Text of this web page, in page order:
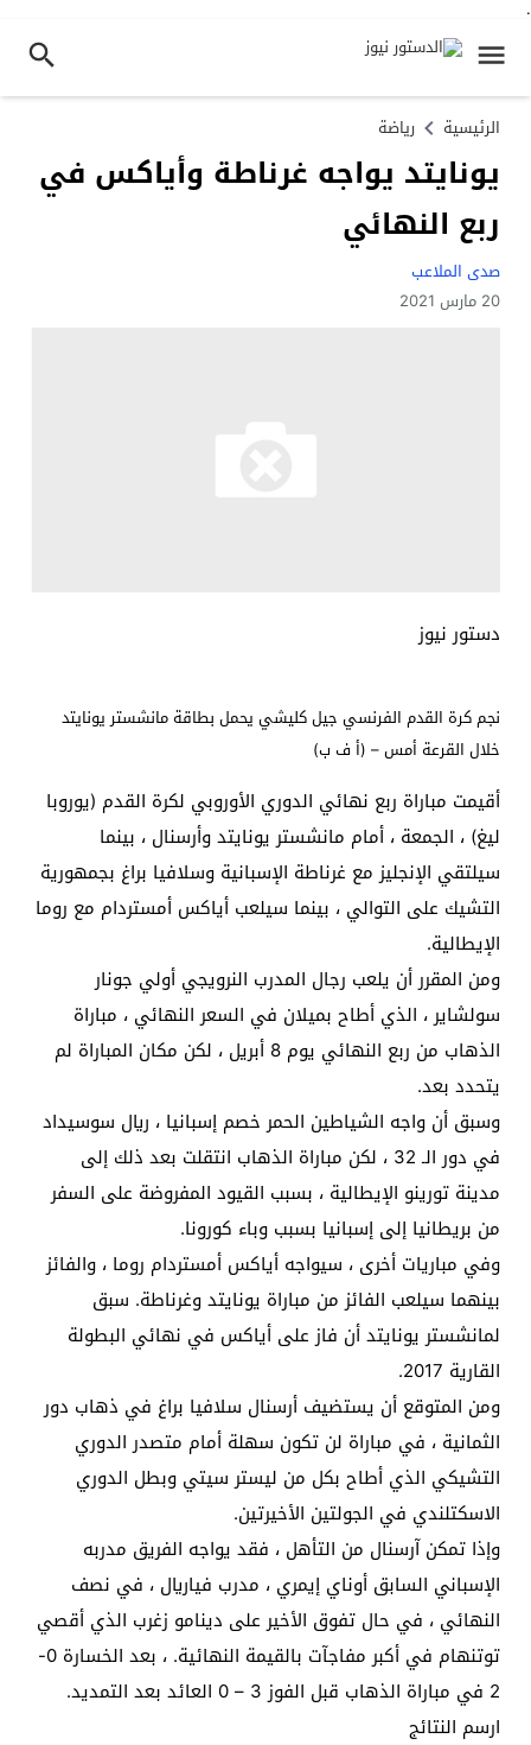
.
الرئيسية رياضة
يونايتد يواجه غرناطة وأياكس في
ربع النهائي
صدى الملاعب
20 مارس 2021
دستور نيوز
نجم كرة القدم الفرنسي جيل كليشي يحمل بطاقة مانشستر يونايتد
خلال القرعة أمس – (أ ف ب)
أقيمت مباراة ربع نهائي الدوري الأوروبي لكرة القدم (يوروبا
ليغ) ، الجمعة ، أمام مانشستر يونايتد وأرسنال ، بينما
سيلتقي الإنجليز مع غرناطة الإسبانية وسلافيا براغ بجمهورية
التشيك على التوالي ، بينما سيلعب أياكس أمستردام مع روما
الإيطالية.
ومن المقرر أن يلعب رجال المدرب النرويجي أولي جونار
سولشاير ، الذي أطاح بميلان في السعر النهائي ، مباراة
الذهاب من ربع النهائي يوم 8 أبريل ، لكن مكان المباراة لم
يتحدد بعد.
وسبق أن واجه الشياطين الحمر خصم إسبانيا ، ريال سوسيداد
في دور الـ 32 ، لكن مباراة الذهاب انتقلت بعد ذلك إلى
مدينة تورينو الإيطالية ، بسبب القيود المفروضة على السفر
من بريطانيا إلى إسبانيا بسبب وباء كورونا.
وفي مباريات أخرى ، سيواجه أياكس أمستردام روما ، والفائز
بينهما سيلعب الفائز من مباراة يونايتد وغرناطة. سبق
لمانشستر يونايتد أن فاز على أياكس في نهائي البطولة
القارية 2017.
ومن المتوقع أن يستضيف أرسنال سلافيا براغ في ذهاب دور
الثمانية ، في مباراة لن تكون سهلة أمام متصدر الدوري
التشيكي الذي أطاح بكل من ليستر سيتي وبطل الدوري
الاسكتلندي في الجولتين الأخيرتين.
وإذا تمكن آرسنال من التأهل ، فقد يواجه الفريق مدربه
الإسباني السابق أوناي إيمري ، مدرب فياريال ، في نصف
النهائي ، في حال تفوق الأخير على دينامو زغرب الذي أقصي
توتنهام في أكبر مفاجآت بالقيمة النهائية. ، بعد الخسارة 0-
2 في مباراة الذهاب قبل الفوز 3 – 0 العائد بعد التمديد.
ارسم النتائج